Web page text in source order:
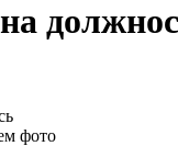
фото